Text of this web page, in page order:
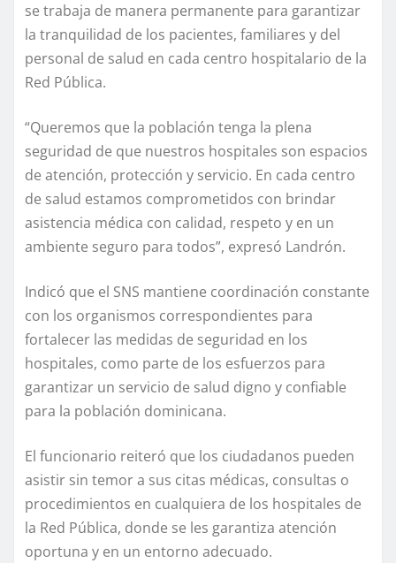
se trabaja de manera permanente para garantizar
la tranquilidad de los pacientes, familiares y del
personal de salud en cada centro hospitalario de la
Red Pública.
“Queremos que la población tenga la plena
seguridad de que nuestros hospitales son espacios
de atención, protección y servicio. En cada centro
de salud estamos comprometidos con brindar
asistencia médica con calidad, respeto y en un
ambiente seguro para todos”, expresó Landrón.
Indicó que el SNS mantiene coordinación constante
con los organismos correspondientes para
fortalecer las medidas de seguridad en los
hospitales, como parte de los esfuerzos para
garantizar un servicio de salud digno y confiable
para la población dominicana.
El funcionario reiteró que los ciudadanos pueden
asistir sin temor a sus citas médicas, consultas o
procedimientos en cualquiera de los hospitales de
la Red Pública, donde se les garantiza atención
oportuna y en un entorno adecuado.